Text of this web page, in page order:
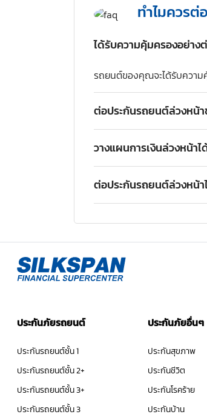
ทำไมควร
ได้รับความคุ้มครองอย่าง
รถยนต์ของคุณจะได้รับความ
ต่อประกันรถยนต์ล่วงหน้
การต่อประกันรถยนต์ล่วงห
วางแผนการเงินล่วงหน้
ยิ่งต่อประกันรถยนต์ล่วงหน้า
ช่วยให้คุณวางแผนการเงินราย
ต่อประกันรถยนต์ล่วงหน้า
ประกันภัยรถยนต์
ประกันรถยนต์ชั้น 1
ประกันรถยนต์ชั้น 2+
ประกันรถยนต์ชั้น 3+
ประกันรถยนต์ชั้น 3
ประกันภัยอื่นๆ
ประกันสุขภาพ
ประกันชีวิต
ประกันโรคร้าย
ประกันบ้าน